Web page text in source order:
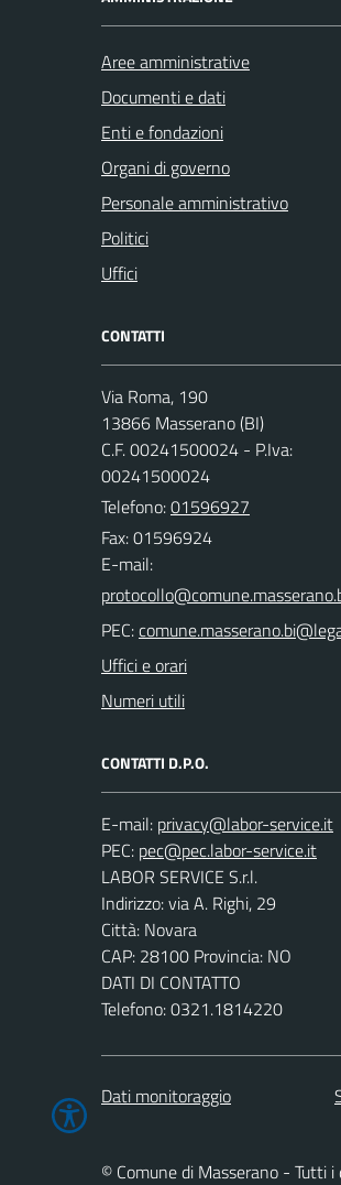
Aree amministrative
Documenti e dati
Enti e fondazioni
Organi di governo
Personale amministrativo
Politici
Uffici
CONTATTI
Via Roma, 190
13866 Masserano (BI)
C.F. 00241500024 - P.Iva:
00241500024
Telefono:01596927
Fax: 01596924
E-mail:
PEC:
Uffici e orari
Numeri utili
CONTATTI D.P.O.
E-mail:
PEC:
LABOR SERVICE S.r.l.
Indirizzo: via A. Righi, 29
Città: Novara
CAP: 28100 Provincia: NO
DATI DI CONTATTO
Telefono: 0321.1814220
Dati monitoraggio
© Comune di Masserano - Tutti